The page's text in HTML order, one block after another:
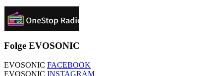
Folge EVOSONIC
EVOSONIC FACEBOOK
EVOSONIC INSTAGRAM